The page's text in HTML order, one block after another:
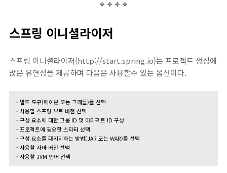
스프링 이니셜라이저
스프링 이니셜라이저(http://start.spring.io)는 프로젝트 생성에
많은 유연성을 제공하며 다음은 사용할수 있는 옵션이다.
- 빌드 도구(메이븐 또는 그래들)를 선택
- 사용할 스프링 부트 버전 선택
- 구성 요소에 대한 그룹 ID 및 아티팩트 ID 구성
- 프로젝트에 필요한 스타터 선택
- 구성 요소를 패키지하는 방법(JAR 또는 WAR)를 선택
- 사용할 자바 버전 선택
- 사용할 JVM 언어 선택